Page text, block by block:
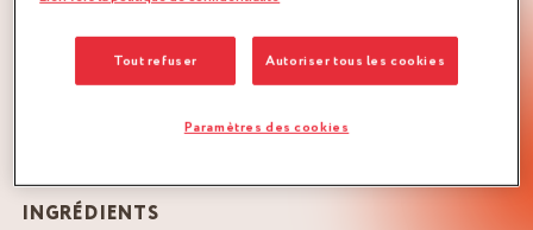
RECETTE D'ENTREMETS HÉRITAGE
INGRÉDIENTS
Tout refuser Autoriser tous les cookies
Paramètres des cookies